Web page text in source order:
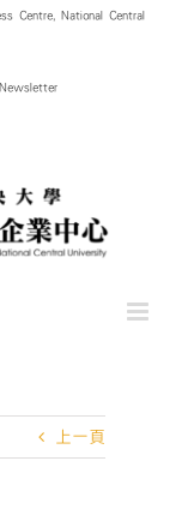
Centre, National Central
Newsletter
上一頁